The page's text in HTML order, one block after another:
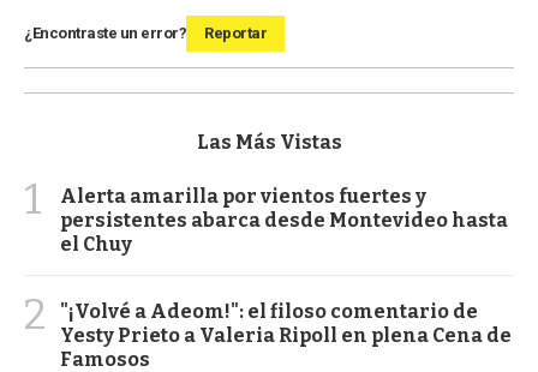
¿Encontraste un error? Reportar
Las Más Vistas
1
Alerta amarilla por vientos fuertes y
persistentes abarca desde Montevideo hasta
el Chuy
2
"¡Volvé a Adeom!": el filoso comentario de
Yesty Prieto a Valeria Ripoll en plena Cena de
Famosos